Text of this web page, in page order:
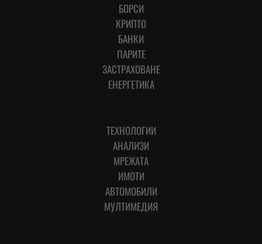
БОРСИ
КРИПТО
БАНКИ
ПАРИТЕ
ЗАСТРАХОВАНЕ
ЕНЕРГЕТИКА
ТЕХНОЛОГИИ
АНАЛИЗИ
МРЕЖАТА
ИМОТИ
АВТОМОБИЛИ
МУЛТИМЕДИЯ